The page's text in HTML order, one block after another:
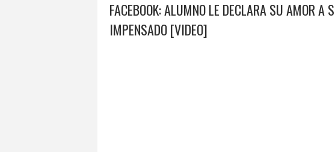
FACEBOOK: ALUMNO LE DECLARA SU AMOR A
IMPENSADO [VIDEO]